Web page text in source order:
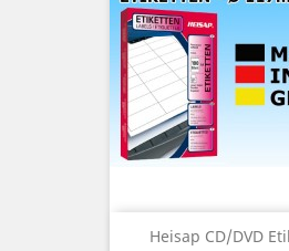
Heisap CD/DVD